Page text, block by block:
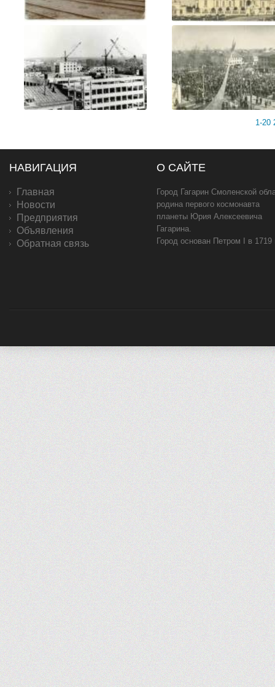
Площадь 12 апреля 1-20
НАВИГАЦИЯ
Главная
Новости
Предприятия
Объявления
Обратная связь
О САЙТЕ
Город Гагарин Смоленской
родина первого космонавта
планеты Юрия Алексеевича
Гагарина.
Город основан Петром I в 1719